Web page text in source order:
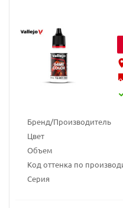
Бренд/Производитель
Цвет
Объем
Код оттенка по
Серия